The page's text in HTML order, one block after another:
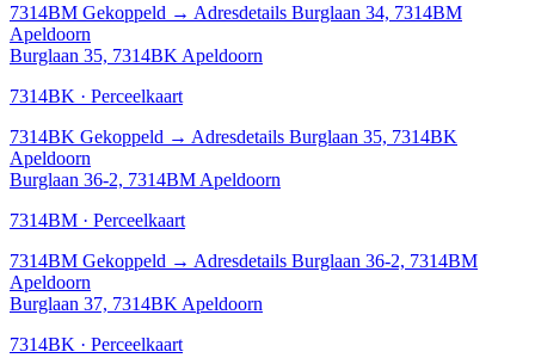
7314BM Gekoppeld → Adresdetails Burglaan 34, 7314BM
Apeldoorn
Burglaan 35, 7314BK Apeldoorn
7314BK · Perceelkaart
7314BK Gekoppeld → Adresdetails Burglaan 35, 7314BK
Apeldoorn
Burglaan 36-2, 7314BM Apeldoorn
7314BM · Perceelkaart
7314BM Gekoppeld → Adresdetails Burglaan 36-2, 7314BM
Apeldoorn
Burglaan 37, 7314BK Apeldoorn
7314BK · Perceelkaart